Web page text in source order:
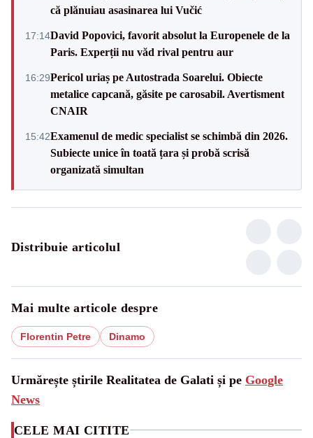
că plănuiau asasinarea lui Vučić
17:14David Popovici, favorit absolut la Europenele de la
Paris. Experții nu văd rival pentru aur
16:29Pericol uriaș pe Autostrada Soarelui. Obiecte
metalice capcană, găsite pe carosabil. Avertisment
CNAIR
15:42Examenul de medic specialist se schimbă din 2026.
Subiecte unice în toată țara și probă scrisă
organizată simultan
Distribuie articolul
Mai multe articole despre
Florentin Petre Dinamo
Urmărește știrile Realitatea de Galati și pe Google
News
CELE MAI CITITE